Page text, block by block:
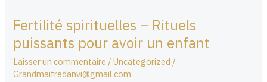
Fertilité spirituelles – Rituels
puissants pour avoir un enfant
Laisser un commentaire /Uncategorized /
Grandmaitredanvi@gmail.com
Fertilité
spirituelles
–
Rituels